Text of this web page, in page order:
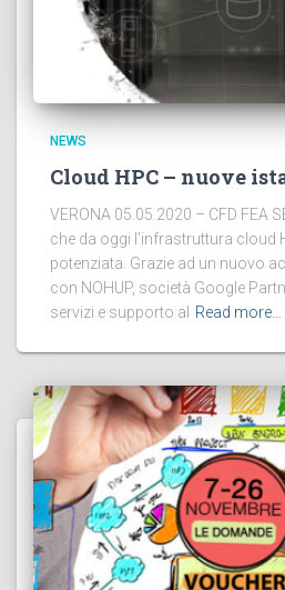
NEWS
Cloud HPC – nuove
VERONA 05.05.2020 – CFD FEA
che da oggi l’infrastruttura cloud
potenziata. Grazie ad un nuovo
con NOHUP, società Google
servizi e supporto al Read more…